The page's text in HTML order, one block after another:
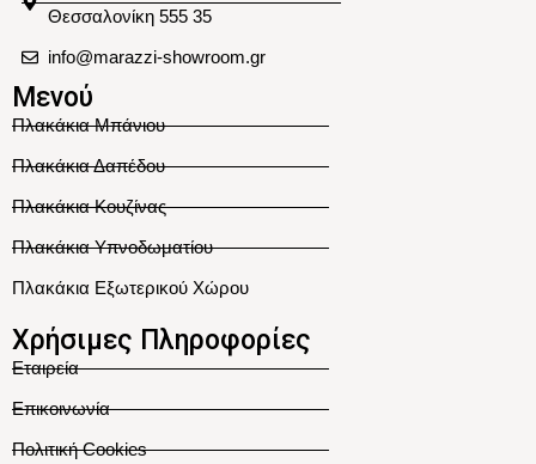
Θεσσαλονίκη 555 35
info@marazzi-showroom.gr
Μενού
Πλακάκια Μπάνιου
Πλακάκια Δαπέδου
Πλακάκια Κουζίνας
Πλακάκια Υπνοδωματίου
Πλακάκια Εξωτερικού Χώρου
Χρήσιμες Πληροφορίες
Εταιρεία
Επικοινωνία
Πολιτική Cookies